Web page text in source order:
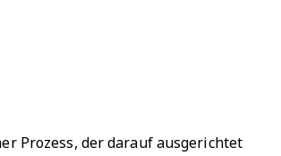
Prozess, der darauf ausgerichtet